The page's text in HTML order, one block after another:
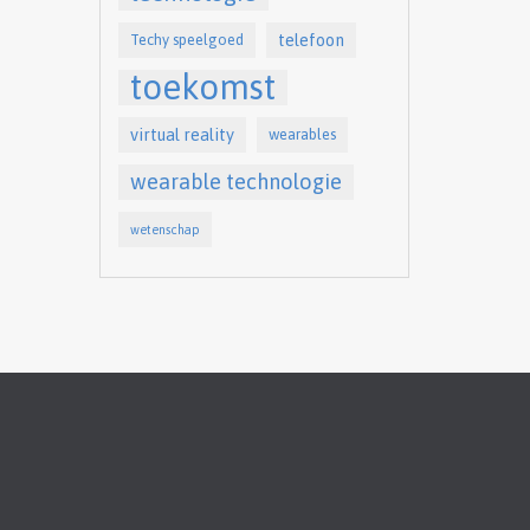
Techy speelgoed telefoon
toekomst
virtual reality wearables
wearable technologie
wetenschap